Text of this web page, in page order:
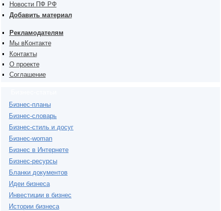
Новости ПФ РФ
Добавить материал
Рекламодателям
Мы вКонтакте
Контакты
О проекте
Соглашение
Бизнес-планы
Бизнес-словарь
Бизнес-стиль и досуг
Бизнес-woman
Бизнес в Интернете
Бизнес-ресурсы
Бланки документов
Идеи бизнеса
Инвестиции в бизнес
Истории бизнеса